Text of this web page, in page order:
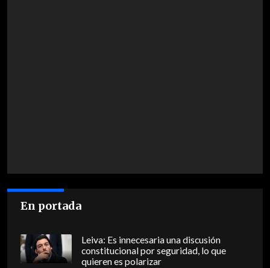
En portada
Leiva: Es innecesaria una discusión
constitucional por seguridad, lo que
quieren es polarizar